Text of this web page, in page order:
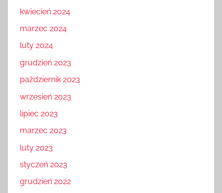
kwiecień 2024
marzec 2024
luty 2024
grudzień 2023
październik 2023
wrzesień 2023
lipiec 2023
marzec 2023
luty 2023
styczeń 2023
grudzień 2022